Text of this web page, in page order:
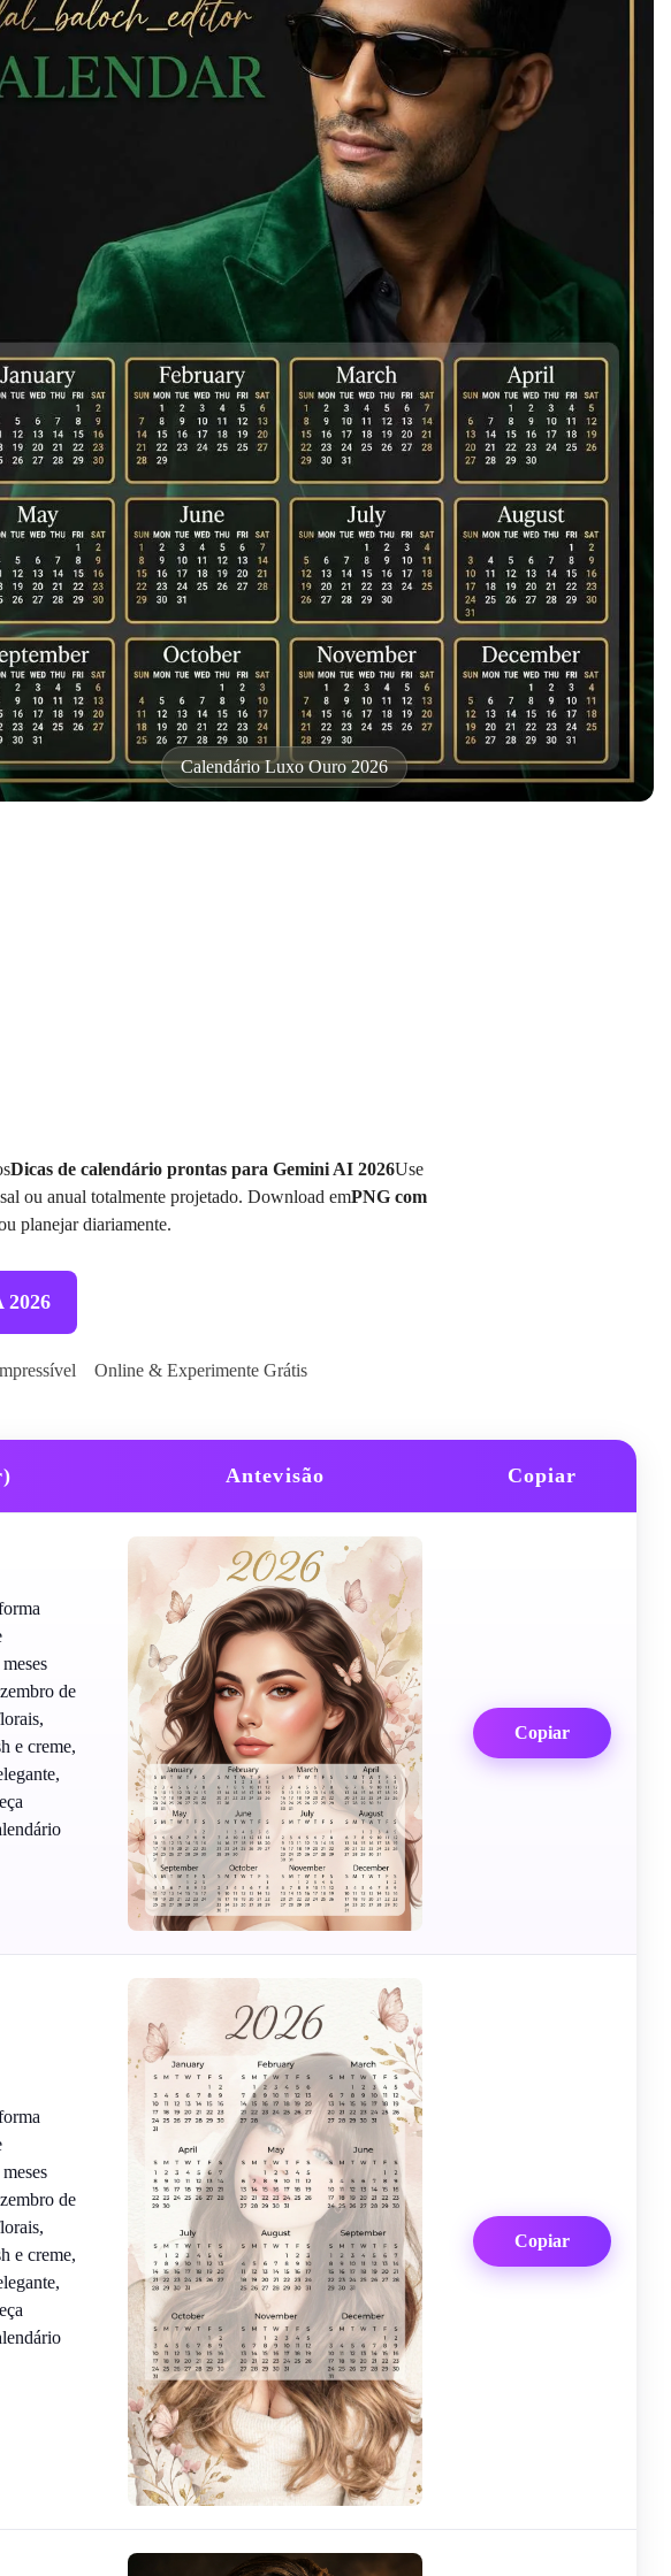
Calendário Luxo Ouro 2026
Dicas de calendário prontas para Gemini AI 2026Use
ou anual totalmente projetado. Download emPNG com
planejar diariamente.
Online & Experimente Grátis
Antevisão Copiar
de
e creme,
Copiar
de
e creme,
Copiar